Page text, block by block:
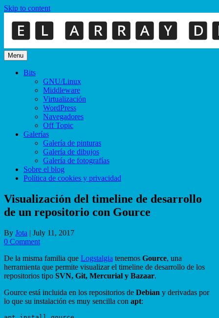
Skip to content
Menu
Bits
GNU/Linux
Middleware
Virtualización
WordPress
Navegadores
Off Topic
Galerías
Galería de pinturas
Galería de dibujos
Galería de fotografías
Sobre el blog
Política de cookies y privacidad
Visualización del timeline de desarrollo
de un repositorio con Gource
By Jota | July 11, 2017
0 Comment
De la misma familia que Logstalgia tenemos Gource, una
herramienta que permite visualizar el timeline de desarrollo de los
repositorios tipo SVN, Git, Mercurial y Bazaar.
Gource está incluida en los repositorios de Debian y derivadas por
lo que su instalación es muy sencilla con apt: